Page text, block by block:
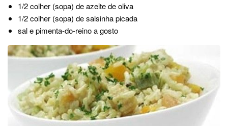
1/2 colher (sopa) de azeite de oliva
1/2 colher (sopa) de salsinha picada
sal e pimenta-do-reino a gosto